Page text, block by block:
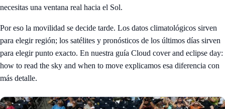
necesitas una ventana real hacia el Sol.
Por eso la movilidad se decide tarde. Los datos climatológicos sirven
para elegir región; los satélites y pronósticos de los últimos días sirven
para elegir punto exacto. En nuestra guía Cloud cover and eclipse day:
how to read the sky and when to move explicamos esa diferencia con
más detalle.